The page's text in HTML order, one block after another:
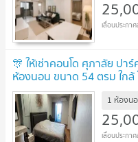
🎊 ให้เช่าคอนโด ศุภาลัย ปา
ห้องนอน ขนาด 54 ตรม ใกล้
1 ห้องน